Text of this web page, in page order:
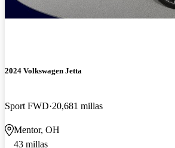
2024 Volkswagen Jetta
Sport FWD 20,681 millas
Mentor, OH
43 millas